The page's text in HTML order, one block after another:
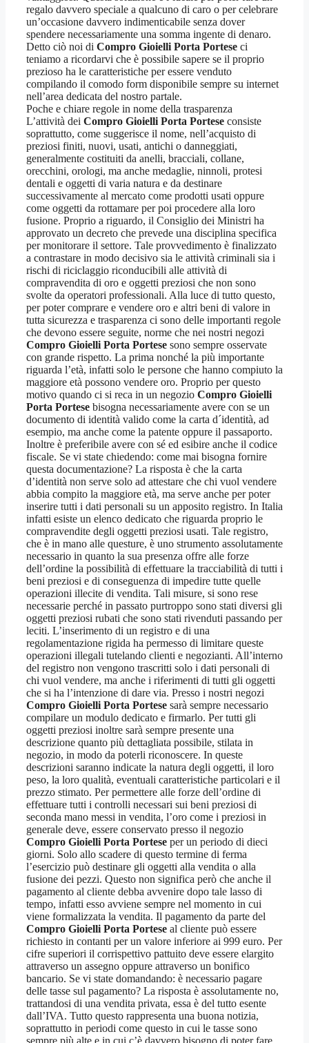
regalo davvero speciale a qualcuno di caro o per celebrare
un’occasione davvero indimenticabile senza dover
spendere necessariamente una somma ingente di denaro.
Detto ciò noi di Compro Gioielli Porta Portese ci
teniamo a ricordarvi che è possibile sapere se il proprio
prezioso ha le caratteristiche per essere venduto
compilando il comodo form disponibile sempre su internet
nell’area dedicata del nostro partale.
Poche e chiare regole in nome della trasparenza
L’attività dei Compro Gioielli Porta Portese consiste
soprattutto, come suggerisce il nome, nell’acquisto di
preziosi finiti, nuovi, usati, antichi o danneggiati,
generalmente costituiti da anelli, bracciali, collane,
orecchini, orologi, ma anche medaglie, ninnoli, protesi
dentali e oggetti di varia natura e da destinare
successivamente al mercato come prodotti usati oppure
come oggetti da rottamare per poi procedere alla loro
fusione. Proprio a riguardo, il Consiglio dei Ministri ha
approvato un decreto che prevede una disciplina specifica
per monitorare il settore. Tale provvedimento è finalizzato
a contrastare in modo decisivo sia le attività criminali sia i
rischi di riciclaggio riconducibili alle attività di
compravendita di oro e oggetti preziosi che non sono
svolte da operatori professionali. Alla luce di tutto questo,
per poter comprare e vendere oro e altri beni di valore in
tutta sicurezza e trasparenza ci sono delle importanti regole
che devono essere seguite, norme che nei nostri negozi
Compro Gioielli Porta Portese sono sempre osservate
con grande rispetto. La prima nonché la più importante
riguarda l’età, infatti solo le persone che hanno compiuto la
maggiore età possono vendere oro. Proprio per questo
motivo quando ci si reca in un negozio Compro Gioielli
Porta Portese bisogna necessariamente avere con se un
documento di identità valido come la carta d´identità, ad
esempio, ma anche come la patente oppure il passaporto.
Inoltre è preferibile avere con sé ed esibire anche il codice
fiscale. Se vi state chiedendo: come mai bisogna fornire
questa documentazione? La risposta è che la carta
d’identità non serve solo ad attestare che chi vuol vendere
abbia compito la maggiore età, ma serve anche per poter
inserire tutti i dati personali su un apposito registro. In Italia
infatti esiste un elenco dedicato che riguarda proprio le
compravendite degli oggetti preziosi usati. Tale registro,
che è in mano alle questure, è uno strumento assolutamente
necessario in quanto la sua presenza offre alle forze
dell’ordine la possibilità di effettuare la tracciabilità di tutti i
beni preziosi e di conseguenza di impedire tutte quelle
operazioni illecite di vendita. Tali misure, si sono rese
necessarie perché in passato purtroppo sono stati diversi gli
oggetti preziosi rubati che sono stati rivenduti passando per
leciti. L’inserimento di un registro e di una
regolamentazione rigida ha permesso di limitare queste
operazioni illegali tutelando clienti e negozianti. All’interno
del registro non vengono trascritti solo i dati personali di
chi vuol vendere, ma anche i riferimenti di tutti gli oggetti
che si ha l’intenzione di dare via. Presso i nostri negozi
Compro Gioielli Porta Portese sarà sempre necessario
compilare un modulo dedicato e firmarlo. Per tutti gli
oggetti preziosi inoltre sarà sempre presente una
descrizione quanto più dettagliata possibile, stilata in
negozio, in modo da poterli riconoscere. In queste
descrizioni saranno indicate la natura degli oggetti, il loro
peso, la loro qualità, eventuali caratteristiche particolari e il
prezzo stimato. Per permettere alle forze dell’ordine di
effettuare tutti i controlli necessari sui beni preziosi di
seconda mano messi in vendita, l’oro come i preziosi in
generale deve, essere conservato presso il negozio
Compro Gioielli Porta Portese per un periodo di dieci
giorni. Solo allo scadere di questo termine di ferma
l’esercizio può destinare gli oggetti alla vendita o alla
fusione dei pezzi. Questo non significa però che anche il
pagamento al cliente debba avvenire dopo tale lasso di
tempo, infatti esso avviene sempre nel momento in cui
viene formalizzata la vendita. Il pagamento da parte del
Compro Gioielli Porta Portese al cliente può essere
richiesto in contanti per un valore inferiore ai 999 euro. Per
cifre superiori il corrispettivo pattuito deve essere elargito
attraverso un assegno oppure attraverso un bonifico
bancario. Se vi state domandando: è necessario pagare
delle tasse sul pagamento? La risposta è assolutamente no,
trattandosi di una vendita privata, essa è del tutto esente
dall’IVA. Tutto questo rappresenta una buona notizia,
soprattutto in periodi come questo in cui le tasse sono